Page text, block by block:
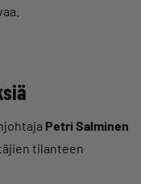
Petri Salminen
tilanteen